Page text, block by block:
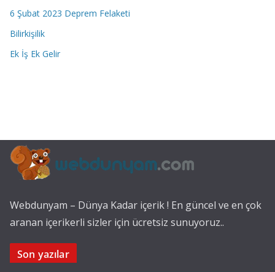
6 Şubat 2023 Deprem Felaketi
Bilirkişilik
Ek İş Ek Gelir
Webdunyam – Dünya Kadar içerik ! En güncel ve en çok
aranan içerikerli sizler için ücretsiz sunuyoruz..
Son yazılar